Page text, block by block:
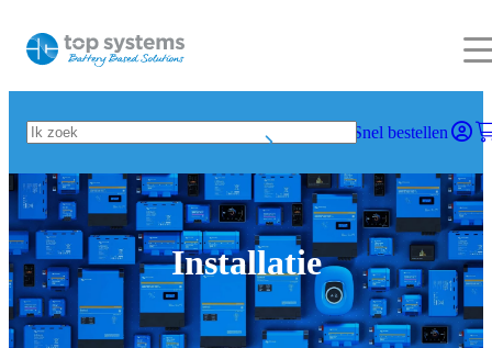
Snel bestellen
Installatie